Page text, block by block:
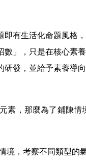
即有生活化命題風格
數」，只是在核心素
發，並給予素養導
素，那麼為了鋪陳
境，考察不同類型的